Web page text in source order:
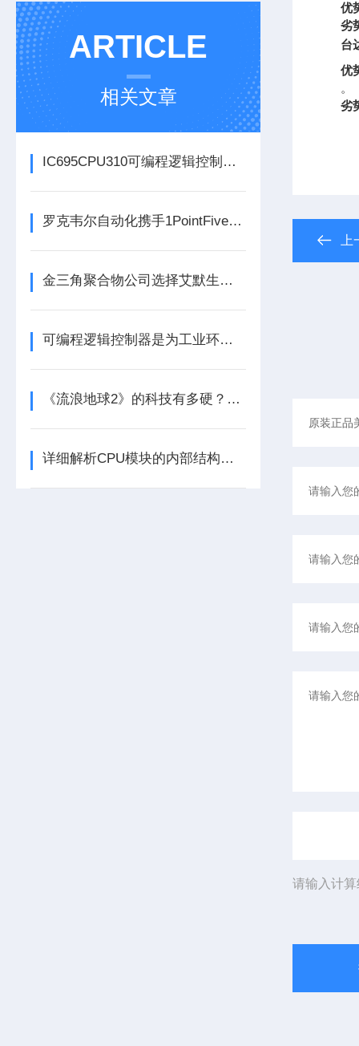
ARTICLE
相关文章
IC695CPU310可编程逻辑控制器在各行业中具体应用分享
罗克韦尔自动化携手1PointFive 签署直接空气捕获碳去除信用协议
金三角聚合物公司选择艾默生为其新建工厂提供设备数字自动化技术以及软件
可编程逻辑控制器是为工业环境设计的数字运算控制系统
《流浪地球2》的科技有多硬？工业移动机器人首登大银幕
详细解析CPU模块的内部结构及其功能
优
劣
台
优
。
劣
请输入计